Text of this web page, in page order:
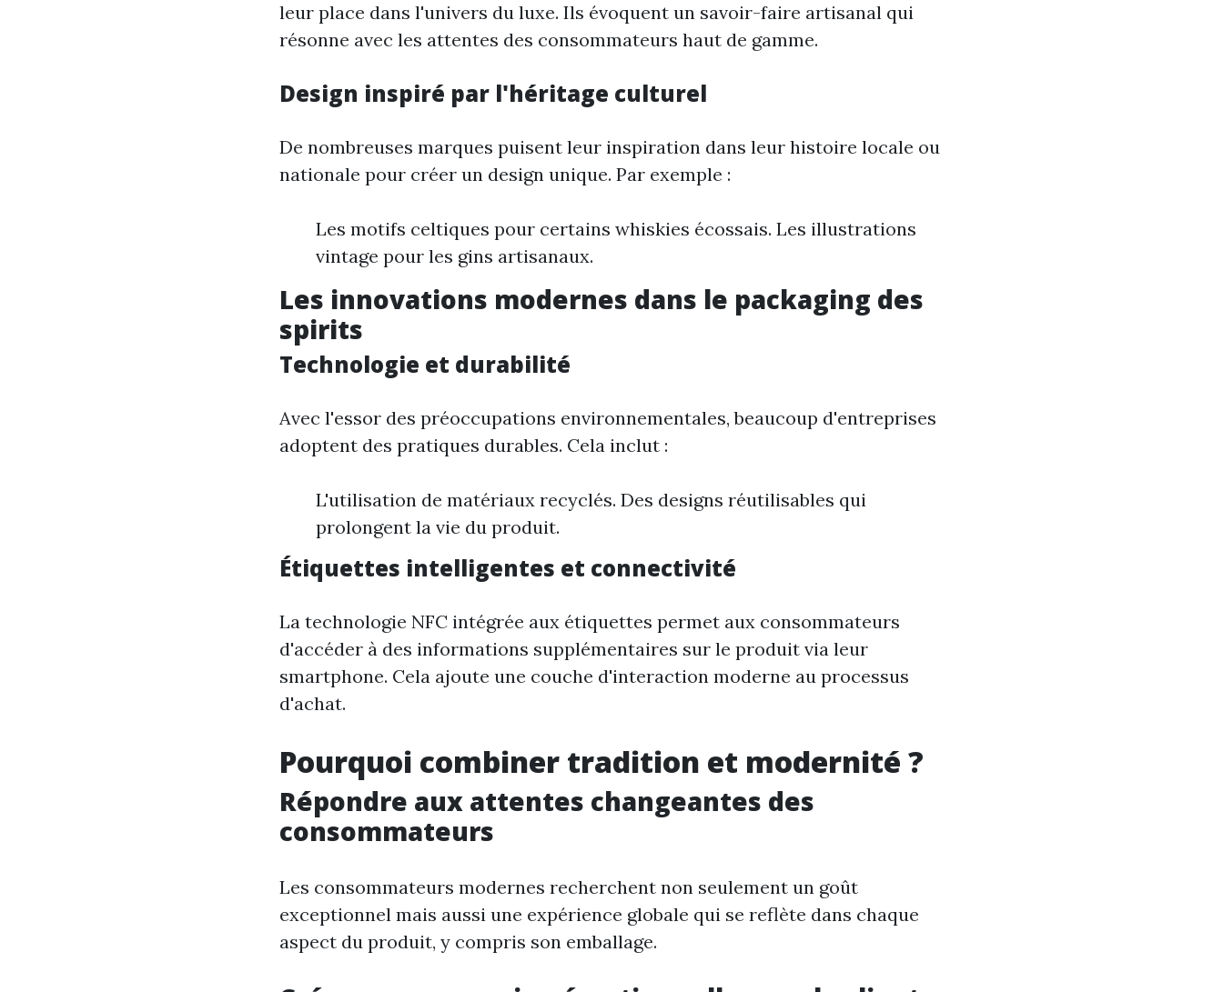
leur place dans l'univers du luxe. Ils évoquent un savoir-faire artisanal qui
résonne avec les attentes des consommateurs haut de gamme.
Design inspiré par l'héritage culturel
De nombreuses marques puisent leur inspiration dans leur histoire locale ou
nationale pour créer un design unique. Par exemple :
Les motifs celtiques pour certains whiskies écossais. Les illustrations
vintage pour les gins artisanaux.
Les innovations modernes dans le packaging des
spirits
Technologie et durabilité
Avec l'essor des préoccupations environnementales, beaucoup d'entreprises
adoptent des pratiques durables. Cela inclut :
L'utilisation de matériaux recyclés. Des designs réutilisables qui
prolongent la vie du produit.
Étiquettes intelligentes et connectivité
La technologie NFC intégrée aux étiquettes permet aux consommateurs
d'accéder à des informations supplémentaires sur le produit via leur
smartphone. Cela ajoute une couche d'interaction moderne au processus
d'achat.
Pourquoi combiner tradition et modernité ?
Répondre aux attentes changeantes des
consommateurs
Les consommateurs modernes recherchent non seulement un goût
exceptionnel mais aussi une expérience globale qui se reflète dans chaque
aspect du produit, y compris son emballage.